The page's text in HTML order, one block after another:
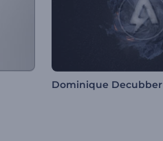
Dominique Decubber